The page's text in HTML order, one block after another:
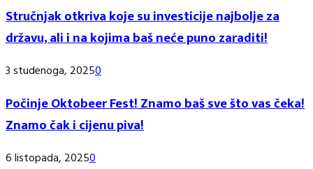
Stručnjak otkriva koje su investicije najbolje za
državu, ali i na kojima baš neće puno zaraditi!
3 studenoga, 20250
Počinje Oktobeer Fest! Znamo baš sve što vas čeka!
Znamo čak i cijenu piva!
6 listopada, 20250